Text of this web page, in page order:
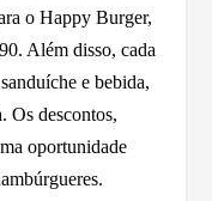
o Happy Burger,
Além disso, cada
e bebida,
Os descontos,
oportunidade